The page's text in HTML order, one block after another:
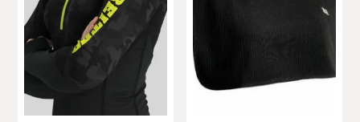
De
olika
alternativen
kan
väljas
på
alternativen
kan
väljas
Stina Helmersson Bokförlag
Suedwind
Tear-Aid